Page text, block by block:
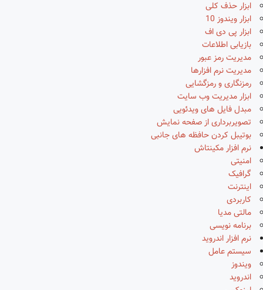
ابزار حذف کلی
ابزار ویندوز 10
ابزار پی دی اف
بازیابی اطلاعات
مدیریت رمز عبور
مدیریت نرم افزارها
رمزنگاری و رمزگشایی
ابزار مدیریت وب سایت
مبدل فایل های ویدئویی
تصویربرداری از صفحه نمایش
بوتیبل کردن حافظه های جانبی
نرم افزار مکینتاش
امنیتی
گرافیک
اینترنت
کاربردی
مالتی مدیا
برنامه نویسی
نرم افزار اندروید
سیستم عامل
ویندوز
اندروید